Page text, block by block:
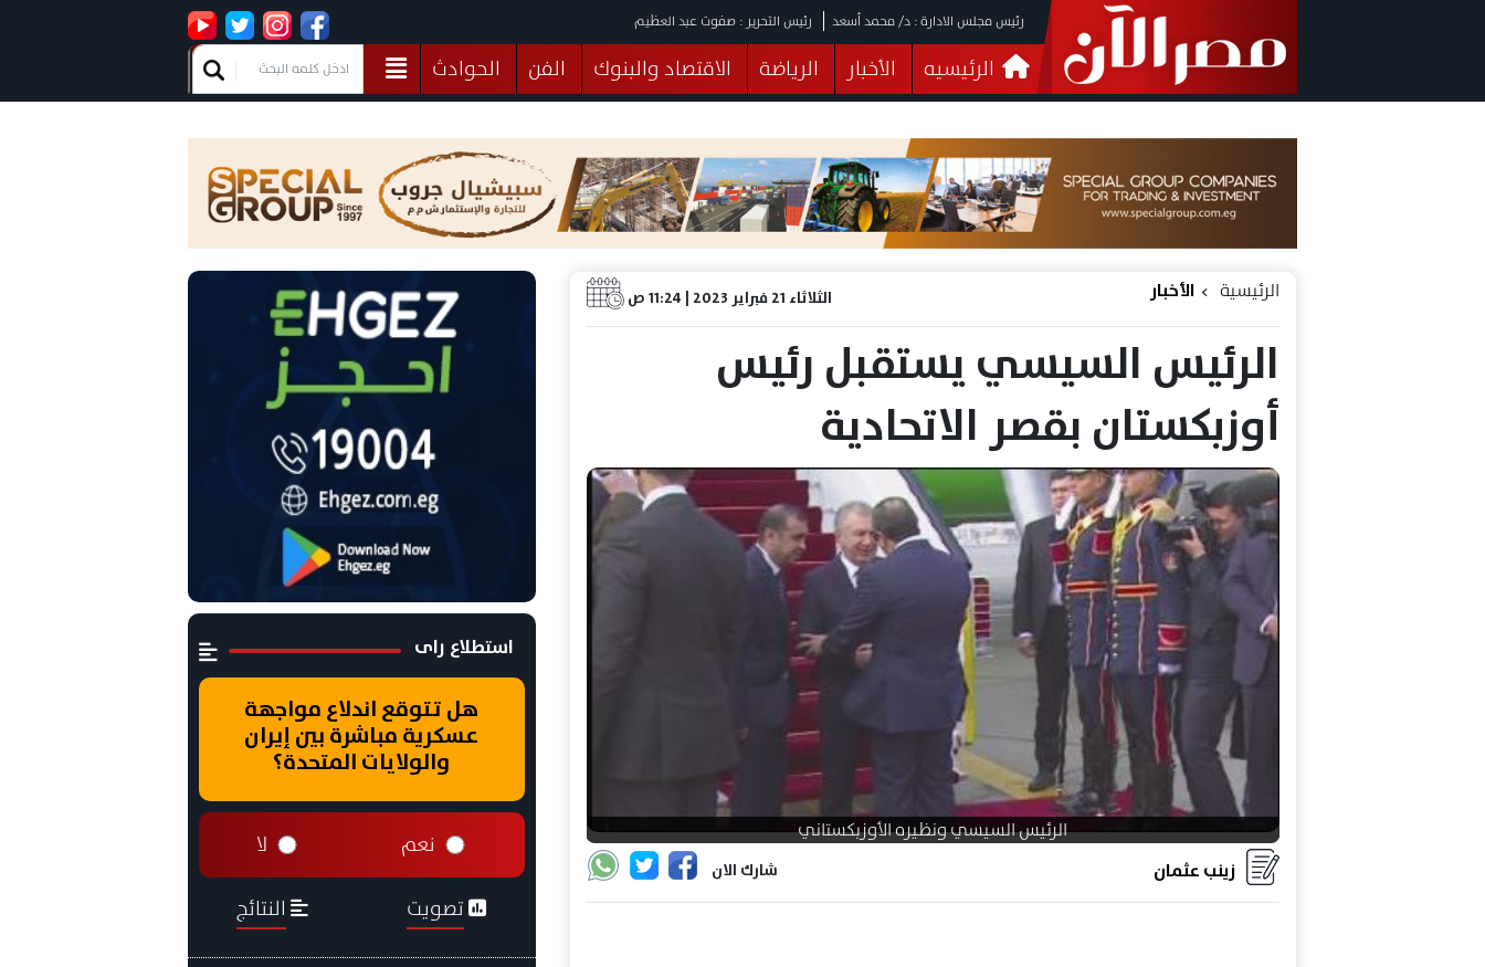
رئيس مجلس الادارة : د/ محمد أسعد رئيس التحرير : صفوت عبد العظيم
الرئيسيه الأخبار الرياضة الاقتصاد والبنوك الفن
الحوادث
فيديوهات
البرلمان صحة الثقافة خدمات منوعات
الثلاثاء 21 فبراير 2023 | 11:24 ص الرئيسية الأخبار
الرئيس السيسي يستقبل رئيس
أوزبكستان بقصر الاتحادية
الرئيس السيسي ونظيره الأوزبكستاني
شارك الان زينب عثمان
استطلاع راى
هل تتوقع اندلاع مواجهة
عسكرية مباشرة بين إيران
والولايات المتحدة؟
نعم لا
تصويت النتائج